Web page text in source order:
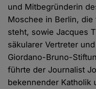
und Mitbegründerin
Moschee in Berlin,
steht, sowie Jacques
säkularer Vertreter
Giordano-Bruno-
führte der Journalist
bekennender Katholik